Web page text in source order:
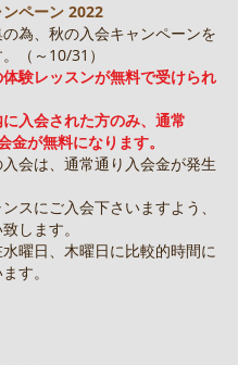
ペーン 2022
為、秋の入会キャンペーンを
（～10/31）
験レッスンが無料で受けられ
入会された方のみ、通常
金が無料になります。
入会は、通常通り入会金が発生
スにご入会下さいますよう、
します。
曜日、木曜日に比較的時間に
座います。